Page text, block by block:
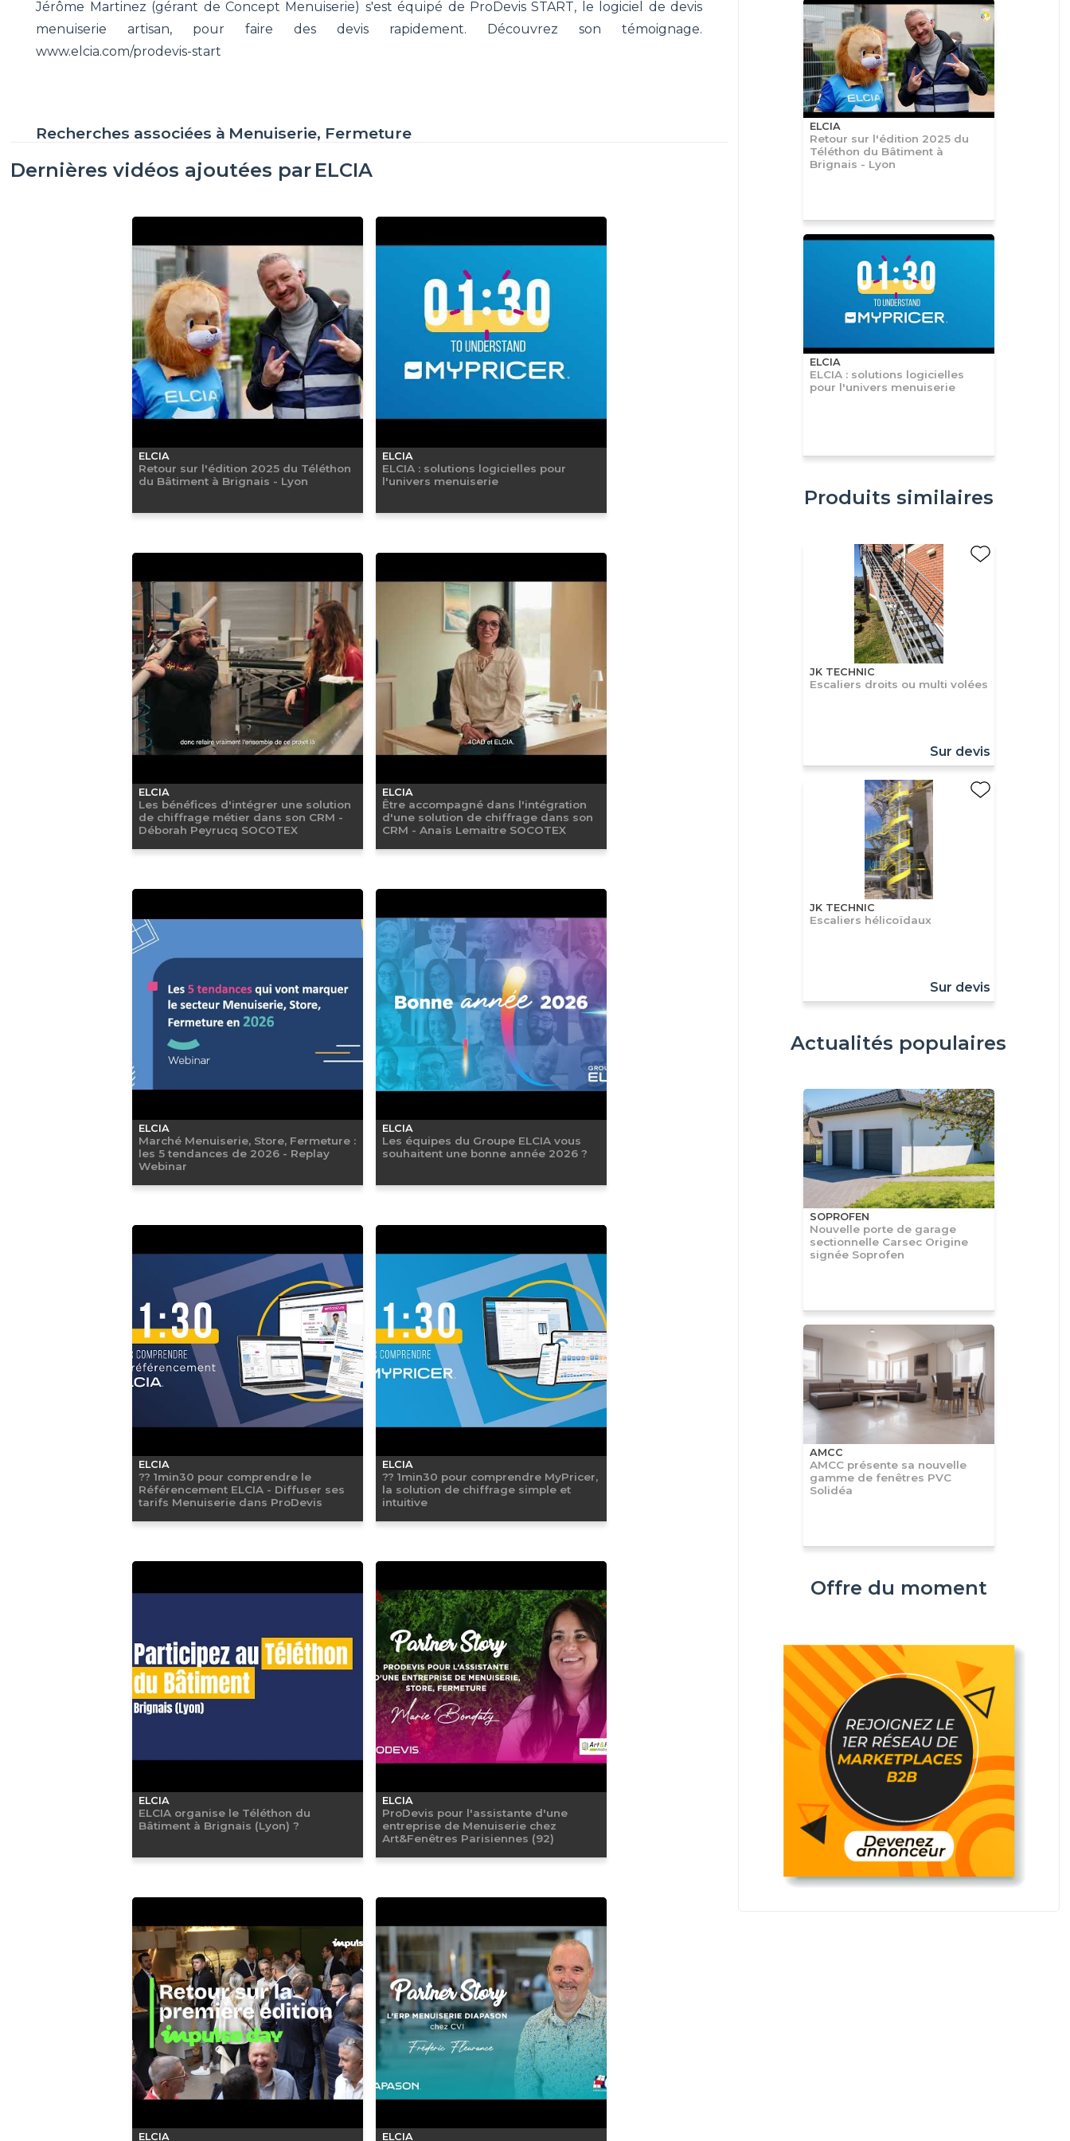
Jérôme Martinez (gérant de Concept Menuiserie) s'est équipé de ProDevis START, le logiciel de devis
menuiserie artisan, pour faire des devis rapidement. Découvrez son témoignage.
www.elcia.com/prodevis-start
Recherches associées à Menuiserie, Fermeture
Dernières vidéos ajoutées par ELCIA
ELCIA
Retour sur l'édition 2025 du Téléthon
du Bâtiment à Brignais - Lyon
ELCIA
ELCIA : solutions logicielles pour
l'univers menuiserie
ELCIA
Les bénéfices d'intégrer une solution
de chiffrage métier dans son CRM -
Déborah Peyrucq SOCOTEX
ELCIA
Être accompagné dans l'intégration
d'une solution de chiffrage dans son
CRM - Anaïs Lemaitre SOCOTEX
ELCIA
Marché Menuiserie, Store, Fermeture :
les 5 tendances de 2026 - Replay
Webinar
ELCIA
Les équipes du Groupe ELCIA vous
souhaitent une bonne année 2026 ?
ELCIA
?? 1min30 pour comprendre le
Référencement ELCIA - Diffuser ses
tarifs Menuiserie dans ProDevis
ELCIA
?? 1min30 pour comprendre MyPricer,
la solution de chiffrage simple et
intuitive
ELCIA
ELCIA organise le Téléthon du
Bâtiment à Brignais (Lyon) ?
ELCIA
ProDevis pour l'assistante d'une
entreprise de Menuiserie chez
Art&Fenêtres Parisiennes (92)
ELCIA ELCIA
ELCIA
Retour sur l'édition 2025 du
Téléthon du Bâtiment à
Brignais - Lyon
ELCIA
ELCIA : solutions logicielles
pour l'univers menuiserie
Produits similaires
JK TECHNIC
Escaliers droits ou multi volées
Sur devis
JK TECHNIC
Escaliers hélicoïdaux
Sur devis
Actualités populaires
SOPROFEN
Nouvelle porte de garage
sectionnelle Carsec Origine
signée Soprofen
AMCC
AMCC présente sa nouvelle
gamme de fenêtres PVC
Solidéa
Offre du moment